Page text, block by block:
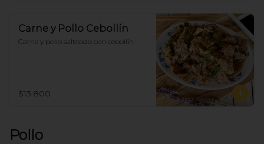
Carne y Pollo Cebollín
Carne y pollo salteado con cebollín
$13.800
Pollo